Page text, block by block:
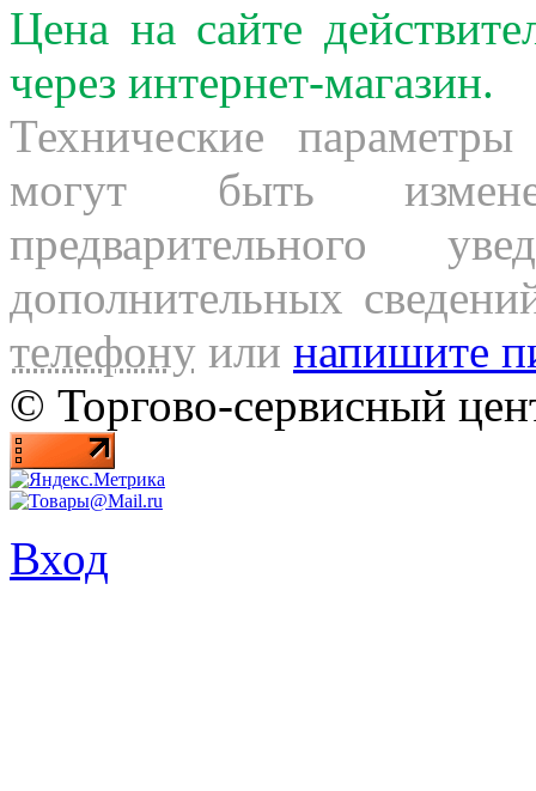
Цена на сайте
через интернет-магазин.
Технические
могут быть
предварительного
дополнительных
телефону или напишите
© Торгово-сервисный
Вход